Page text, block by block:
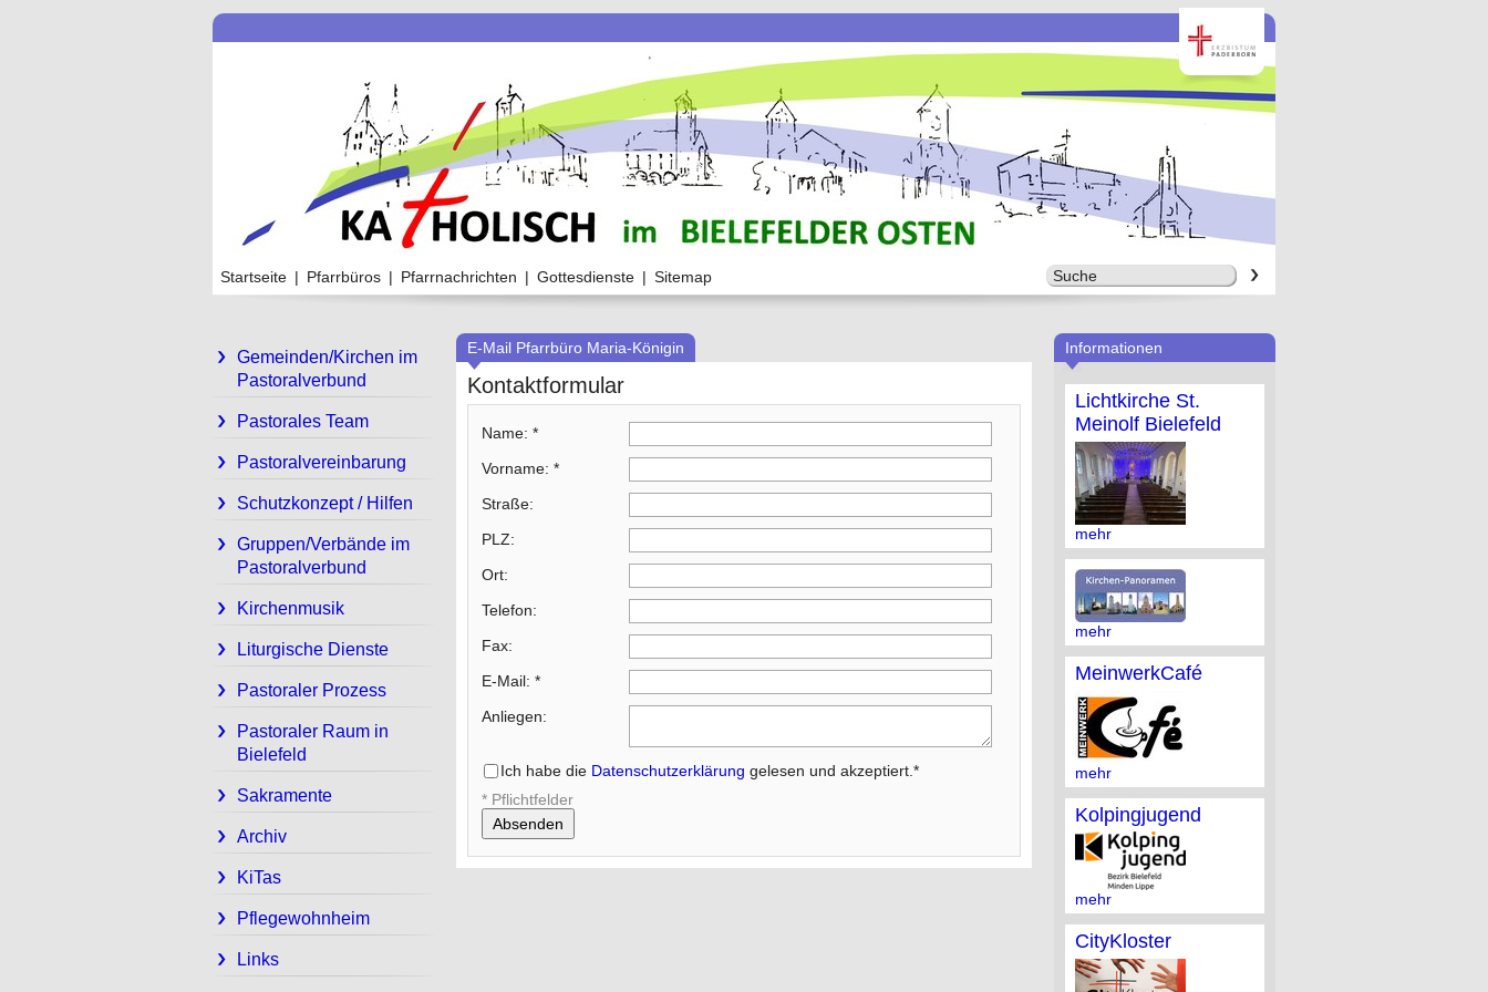
Startseite | Pfarrbüros | Pfarrnachrichten | Gottesdienste | Sitemap
Gemeinden/Kirchen im
Pastoralverbund
Pastorales Team
Pastoralvereinbarung
Schutzkonzept / Hilfen
Gruppen/Verbände im
Pastoralverbund
Kirchenmusik
Liturgische Dienste
Pastoraler Prozess
Pastoraler Raum in
Bielefeld
Sakramente
Archiv
KiTas
Pflegewohnheim
Links
Informationen
Lichtkirche St.
Meinolf Bielefeld
mehr
mehr
MeinwerkCafé
mehr
Kolpingjugend
mehr
CityKloster
E-Mail Pfarrbüro Maria-Königin
Kontaktformular
Name: *
Vorname: *
Straße:
PLZ:
Ort:
Telefon:
Fax:
E-Mail: *
Anliegen:
Ich habe die Datenschutzerklärung gelesen und akzeptiert. *
* Pflichtfelder
Absenden